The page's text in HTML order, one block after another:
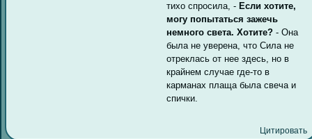
тихо спросила, - Если хотите,
могу попытаться зажечь
немного света. Хотите? - Она
была не уверена, что Сила не
отреклась от нее здесь, но в
крайнем случае где-то в
карманах плаща была свеча и
спички.
Цитировать